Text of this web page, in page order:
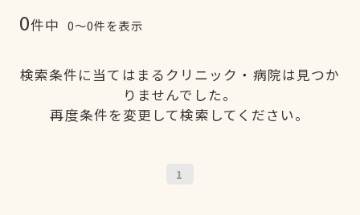
0件中 0〜0件を表示
検索条件に当てはまるクリニック・病院は見つか
りませんでした。
再度条件を変更して検索してください。
1